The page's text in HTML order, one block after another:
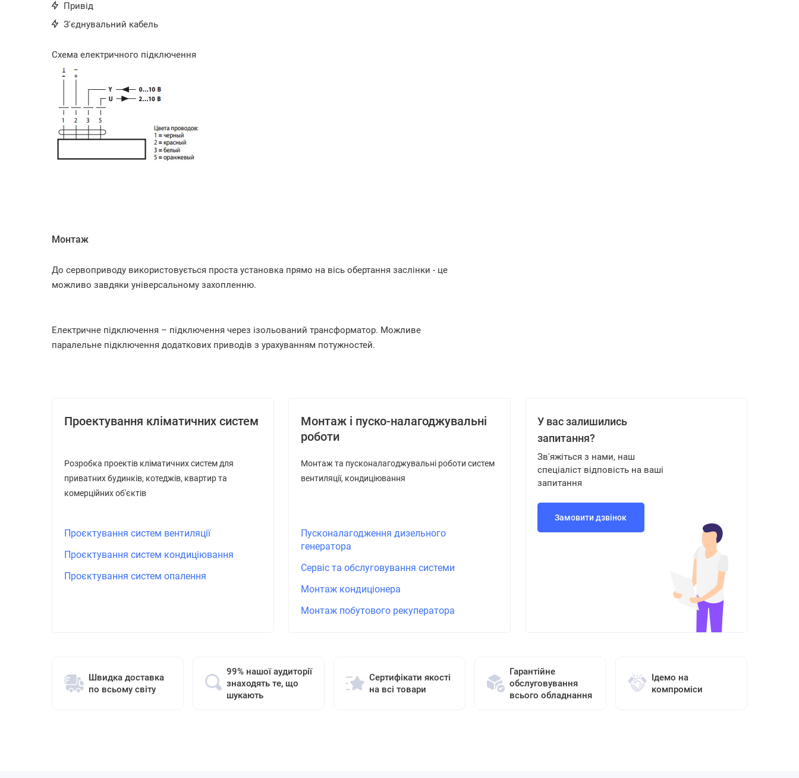
Привід
З'єднувальний кабель
Схема електричного підключення
Монтаж
До сервоприводу використовується проста установка прямо на вісь обертання заслінки - це
можливо завдяки універсальному захопленню.
Електричне підключення – підключення через ізольований трансформатор. Можливе
паралельне підключення додаткових приводів з урахуванням потужностей.
Проектування кліматичних систем
Розробка проектів кліматичних систем для
приватних будинків, котеджів, квартир та
комерційних об'єктів
Проєктування систем вентиляції
Проєктування систем кондиціювання
Проєктування систем опалення
Монтаж і пуско-налагоджувальні
роботи
Монтаж та пусконалагоджувальні роботи систем
вентиляції, кондиціювання
Пусконалагодження дизельного
генератора
Сервіс та обслуговування системи
Монтаж кондиціонера
Монтаж побутового рекуператора
У вас залишились
запитання?
Зв'яжіться з нами, наш
спеціаліст відповість на ваші
запитання
Замовити дзвінок
Швидка доставка
по всьому світу
99% нашої аудиторії
знаходять те, що
шукають
Сертифікати якості
на всі товари
Гарантійне
обслуговування
всього обладнання
Ідемо на
компроміси